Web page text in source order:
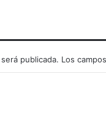
publicada. Los